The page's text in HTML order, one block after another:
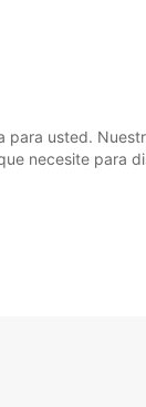
para usted.
necesite para